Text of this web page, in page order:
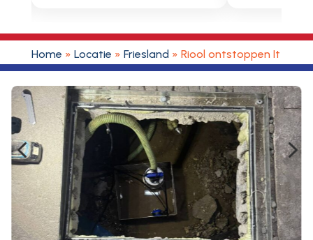
Home » Locatie » Friesland » Riool ontstoppen It
4 5